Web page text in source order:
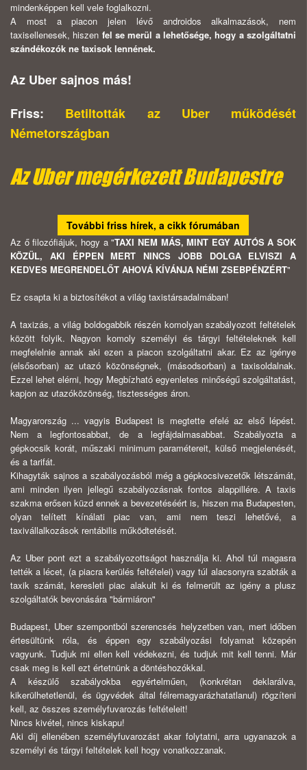
mindenképpen kell vele foglalkozni.
A most a piacon jelen lévő androidos alkalmazások, nem
taxisellenesek, hiszen fel se merül a lehetősége, hogy a szolgáltatni
szándékozók ne taxisok lennének.
Az Uber sajnos más!
Friss: Betiltották az Uber működését
Németországban
Az Uber megérkezett Budapestre
További friss hírek, a cikk fórumában
Az ő filozófiájuk, hogy a "TAXI NEM MÁS, MINT EGY AUTÓS A SOK
KÖZÜL, AKI ÉPPEN MERT NINCS JOBB DOLGA ELVISZI A
KEDVES MEGRENDELŐT AHOVÁ KÍVÁNJA NÉMI ZSEBPÉNZÉRT"
Ez csapta ki a biztosítékot a világ taxistársadalmában!
A taxizás, a világ boldogabbik részén komolyan szabályozott feltételek
között folyik. Nagyon komoly személyi és tárgyi feltételeknek kell
megfelelnie annak aki ezen a piacon szolgáltatni akar. Ez az igénye
(elsősorban) az utazó közönségnek, (másodsorban) a taxisoldalnak.
Ezzel lehet elérni, hogy Megbízható egyenletes minőségű szolgáltatást,
kapjon az utazóközönség, tisztességes áron.
Magyarország ... vagyis Budapest is megtette efelé az első lépést.
Nem a legfontosabbat, de a legfájdalmasabbat. Szabályozta a
gépkocsik korát, műszaki minimum paramétereit, külső megjelenését,
és a tarifát.
Kihagyták sajnos a szabályozásból még a gépkocsivezetők létszámát,
ami minden ilyen jellegű szabályozásnak fontos alappillére. A taxis
szakma erősen küzd ennek a bevezetéséért is, hiszen ma Budapesten,
olyan telített kínálati piac van, ami nem teszi lehetővé, a
taxivállalkozások rentábilis működtetését.
Az Uber pont ezt a szabályozottságot használja ki. Ahol túl magasra
tették a lécet, (a piacra kerülés feltételei) vagy túl alacsonyra szabták a
taxik számát, keresleti piac alakult ki és felmerült az igény a plusz
szolgáltatók bevonására "bármiáron"
Budapest, Uber szempontból szerencsés helyzetben van, mert időben
értesültünk róla, és éppen egy szabályozási folyamat közepén
vagyunk. Tudjuk mi ellen kell védekezni, és tudjuk mit kell tenni. Már
csak meg is kell ezt értetnünk a döntéshozókkal.
A készülő szabályokba egyértelműen, (konkrétan deklarálva,
kikerülhetetlenül, és ügyvédek által félremagyarázhatatlanul) rögzíteni
kell, az összes személyfuvarozás feltételeit!
Nincs kivétel, nincs kiskapu!
Aki díj ellenében személyfuvarozást akar folytatni, arra ugyanazok a
személyi és tárgyi feltételek kell hogy vonatkozzanak.